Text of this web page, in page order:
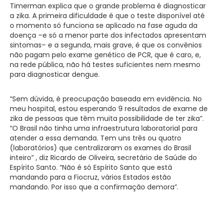
Timerman explica que o grande problema é diagnosticar
a zika. A primeira dificuldade é que o teste disponível até
o momento só funciona se aplicado na fase aguda da
doença –e só a menor parte dos infectados apresentam
sintomas– e a segunda, mais grave, é que os convênios
não pagam pelo exame genético de PCR, que é caro, e,
na rede pública, não há testes suficientes nem mesmo
para diagnosticar dengue.
“Sem dúvida, é preocupação baseada em evidência. No
meu hospital, estou esperando 9 resultados de exame de
zika de pessoas que têm muita possibilidade de ter zika”.
“O Brasil não tinha uma infraestrutura laboratorial para
atender a essa demanda. Tem uns três ou quatro
(laboratórios) que centralizaram os exames do Brasil
inteiro” , diz Ricardo de Oliveira, secretário de Saúde do
Espírito Santo. “Não é só Espírito Santo que está
mandando para a Fiocruz, vários Estados estão
mandando. Por isso que a confirmação demora”.